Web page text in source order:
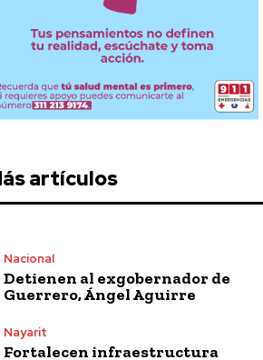
artículos
Nacional
Detienen al exgobernador de
Guerrero, Ángel Aguirre
Nayarit
Fortalecen infraestructura